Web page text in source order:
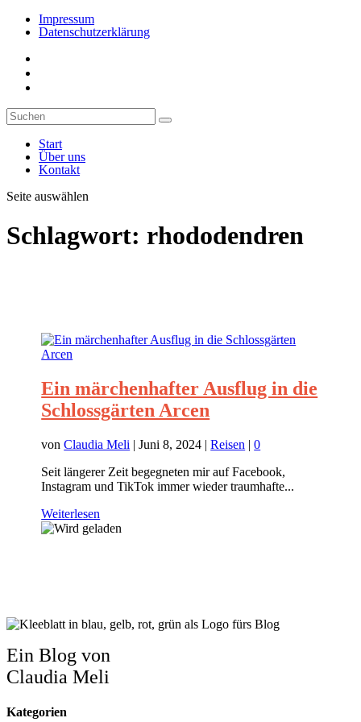
Impressum
Datenschutzerklärung
Start
Über uns
Kontakt
Seite auswählen
Schlagwort: rhododendren
Ein märchenhafter Ausflug in die
Schlossgärten Arcen
vonClaudia Meli |Juni 8, 2024 |Reisen |0
Seit längerer Zeit begegneten mir auf Facebook,
Instagram und TikTok immer wieder traumhafte...
Weiterlesen
Ein Blog von
Claudia Meli
Kategorien